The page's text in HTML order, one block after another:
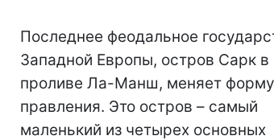
Последнее феодальное
Западной Европы, остров Сарк в
проливе Ла-Манш, меняет форму
правления. Это остров – самый
маленький из четырех основных